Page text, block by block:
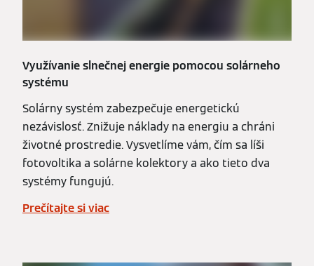
Využívanie slnečnej energie pomocou solárneho
systému
Solárny systém zabezpečuje energetickú
nezávislosť. Znižuje náklady na energiu a chráni
životné prostredie. Vysvetlíme vám, čím sa líši
fotovoltika a solárne kolektory a ako tieto dva
systémy fungujú.
Prečítajte si viac